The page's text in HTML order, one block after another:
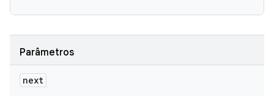
Parâmetros
next